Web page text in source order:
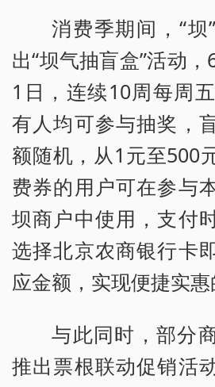
消费季期间，“
出“坝气抽盲盒”活动
1日，连续10周每周
有人均可参与抽奖，
额随机，从1元至500
费券的用户可在参与
坝商户中使用，支付
选择北京农商银行卡
应金额，实现便捷实惠
与此同时，部分
推出票根联动促销活